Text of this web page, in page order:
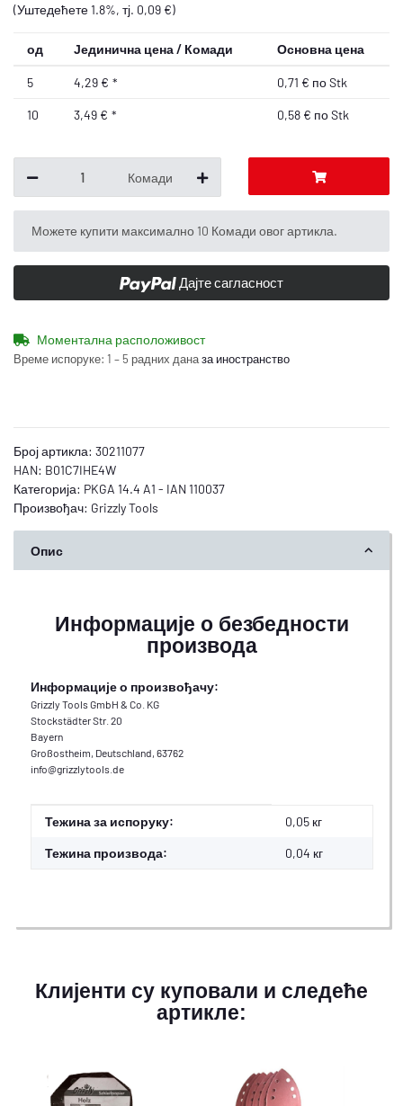
(Уштедећете1.8%, тј. 0,09 €)
од Јединична цена / Комади Основна цена
5 4,29 € * 0,71 € по Stk
10 3,49 € * 0,58 € по Stk
Комади
x
Можете купити максимално 10 Комади овог артикла.
Дајте сагласност
Моментална расположивост
Време испоруке: 1 – 5 радних даназа иностранство
Број артикла: 30211077
HAN: B01C7IHE4W
Категорија: PKGA 14.4 A1 - IAN 110037
Произвођач: Grizzly Tools
Опис
Информације о безбедности
производа
Информације о произвођачу:
Grizzly Tools GmbH & Co. KG
Stockstädter Str. 20
Bayern
Großostheim, Deutschland, 63762
info@grizzlytools.de
#productDetails.itemInformation#
#productDetails.itemValue#
Тежина за испоруку: 0,05 кг
Тежина производа: 0,04 кг
Клијенти су куповали и следеће
артикле: